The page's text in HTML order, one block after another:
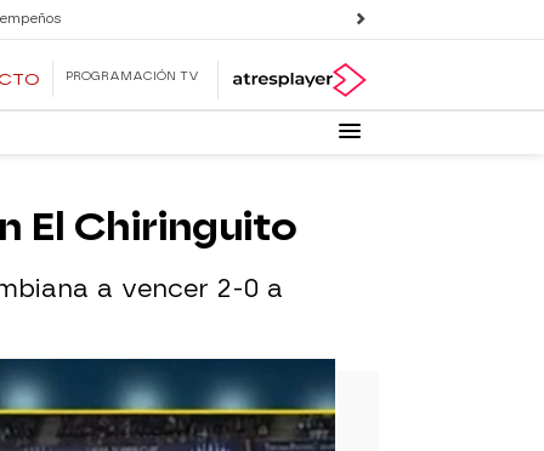
PROGRAMACIÓN TV
El Chiringuito
a vencer 2-0 a